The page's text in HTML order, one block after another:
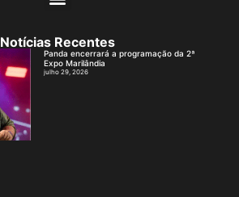
Notícias Recentes
Panda encerrará a programação da 2ª
Expo Marilândia
julho 29, 2026